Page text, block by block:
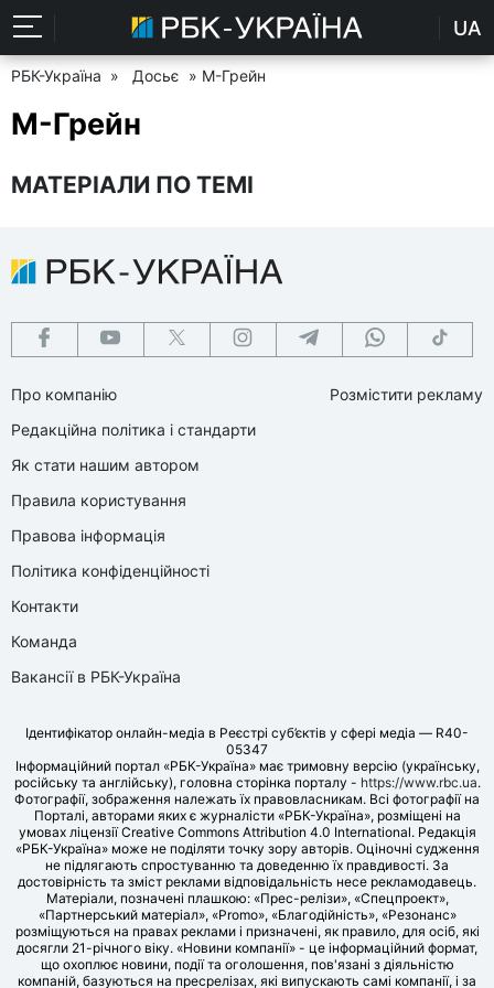
UA
РБК-Україна » Досьє » М-Грейн
М-Грейн
МАТЕРІАЛИ ПО ТЕМІ
Про компанію
Редакційна політика і стандарти
Як стати нашим автором
Правила користування
Правова інформація
Політика конфіденційності
Контакти
Команда
Вакансії в РБК-Україна
Розмістити рекламу
Ідентифікатор онлайн-медіа в Реєстрі суб’єктів у сфері медіа — R40-
05347
Інформаційний портал «РБК-Україна» має тримовну версію (українську,
російську та англійську), головна сторінка порталу - https://www.rbc.ua.
Фотографії, зображення належать їх правовласникам. Всі фотографії на
Порталі, авторами яких є журналісти «РБК-Україна», розміщені на
умовах ліцензії Creative Commons Attribution 4.0 International. Редакція
«РБК-Україна» може не поділяти точку зору авторів. Оціночні судження
не підлягають спростуванню та доведенню їх правдивості. За
достовірність та зміст реклами відповідальність несе рекламодавець.
Матеріали, позначені плашкою: «Прес-релізи», «Спецпроект»,
«Партнерський матеріал», «Promo», «Благодійність», «Резонанс»
розміщуються на правах реклами і призначені, як правило, для осіб, які
досягли 21-річного віку. «Новини компанії» - це інформаційний формат,
що охоплює новини, події та оголошення, пов'язані з діяльністю
компаній, базуються на пресрелізах, які випускають самі компанії, і за